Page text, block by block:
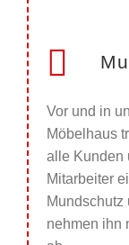
Vor und in
Möbelhaus
alle Kunden
Mitarbeiter
Mundschutz
nehmen ihn